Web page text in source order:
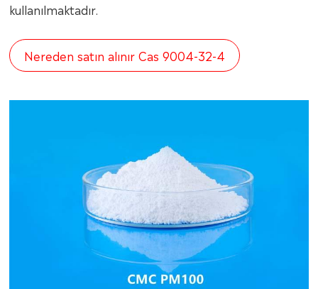
kullanılmaktadır.
Nereden satın alınır Cas 9004-32-4